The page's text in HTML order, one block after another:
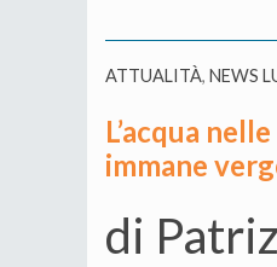
ATTUALITÀ, NEWS
L’acqua
immane
di